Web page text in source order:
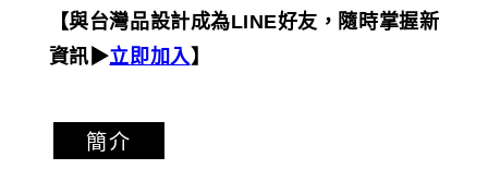
【與台灣品設計成為LINE好友，隨時掌握新
資訊▶︎立即加入】
簡介